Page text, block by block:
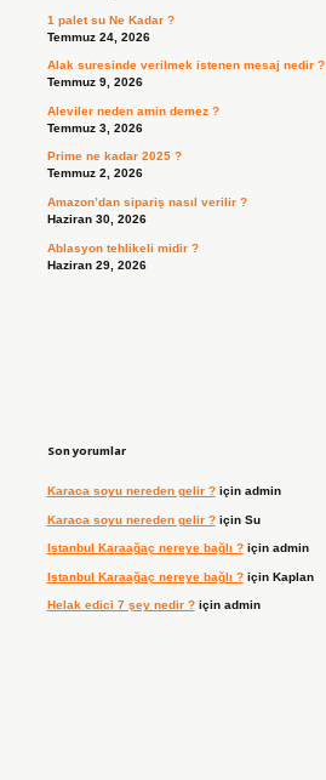
1 palet su Ne Kadar ?
Temmuz 24, 2026
Alak suresinde verilmek istenen mesaj nedir ?
Temmuz 9, 2026
Aleviler neden amin demez ?
Temmuz 3, 2026
Prime ne kadar 2025 ?
Temmuz 2, 2026
Amazon’dan sipariş nasıl verilir ?
Haziran 30, 2026
Ablasyon tehlikeli midir ?
Haziran 29, 2026
Son yorumlar
Karaca soyu nereden gelir ?için admin
Karaca soyu nereden gelir ?için Su
Istanbul Karaağaç nereye bağlı ?için admin
Istanbul Karaağaç nereye bağlı ?için Kaplan
Helak edici 7 şey nedir ?için admin